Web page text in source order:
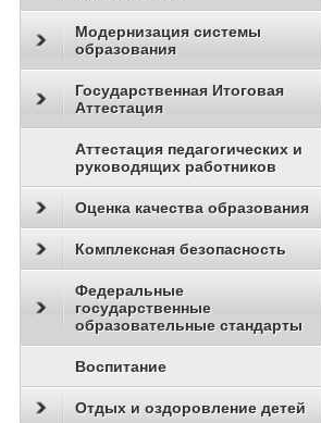
Модернизация системы
образования
Государственная Итоговая
Аттестация
Аттестация педагогических и
руководящих работников
Оценка качества образования
Комплексная безопасность
Федеральные
государственные
образовательные стандарты
Воспитание
Отдых и оздоровление детей